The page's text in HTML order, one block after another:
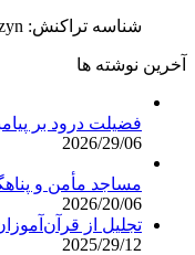
شناسه تراکنش: x2zmgxd6hr5rioqadz5ohfbgsuobazyn...
آخرین نوشته ها
فضیلت درود بر
2026/29/06
مساجد مأمن و
2026/20/06
تجلیل از
2025/29/12